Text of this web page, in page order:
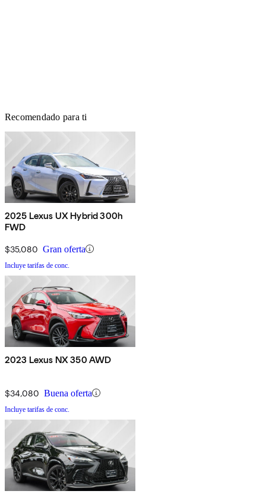
Recomendado para ti
2025 Lexus UX Hybrid 300h
FWD
$35,080 Gran oferta
Incluye tarifas de conc.
2023 Lexus NX 350 AWD
$34,080 Buena oferta
Incluye tarifas de conc.